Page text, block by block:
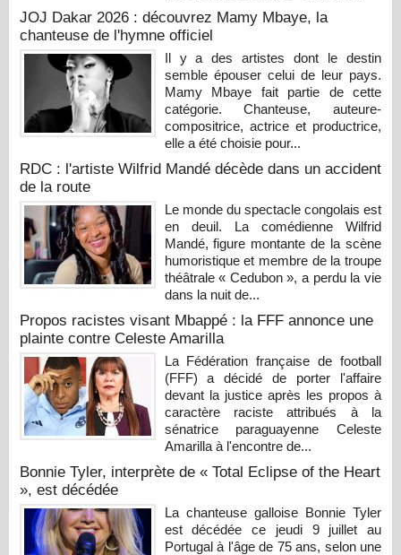
JOJ Dakar 2026 : découvrez Mamy Mbaye, la
chanteuse de l'hymne officiel
Il y a des artistes dont le destin
semble épouser celui de leur pays.
Mamy Mbaye fait partie de cette
catégorie. Chanteuse, auteure-
compositrice, actrice et productrice,
elle a été choisie pour...
RDC : l'artiste Wilfrid Mandé décède dans un accident
de la route
Le monde du spectacle congolais est
en deuil. La comédienne Wilfrid
Mandé, figure montante de la scène
humoristique et membre de la troupe
théâtrale « Cedubon », a perdu la vie
dans la nuit de...
Propos racistes visant Mbappé : la FFF annonce une
plainte contre Celeste Amarilla
La Fédération française de football
(FFF) a décidé de porter l'affaire
devant la justice après les propos à
caractère raciste attribués à la
sénatrice paraguayenne Celeste
Amarilla à l'encontre de...
Bonnie Tyler, interprète de « Total Eclipse of the Heart
», est décédée
La chanteuse galloise Bonnie Tyler
est décédée ce jeudi 9 juillet au
Portugal à l'âge de 75 ans, selon une